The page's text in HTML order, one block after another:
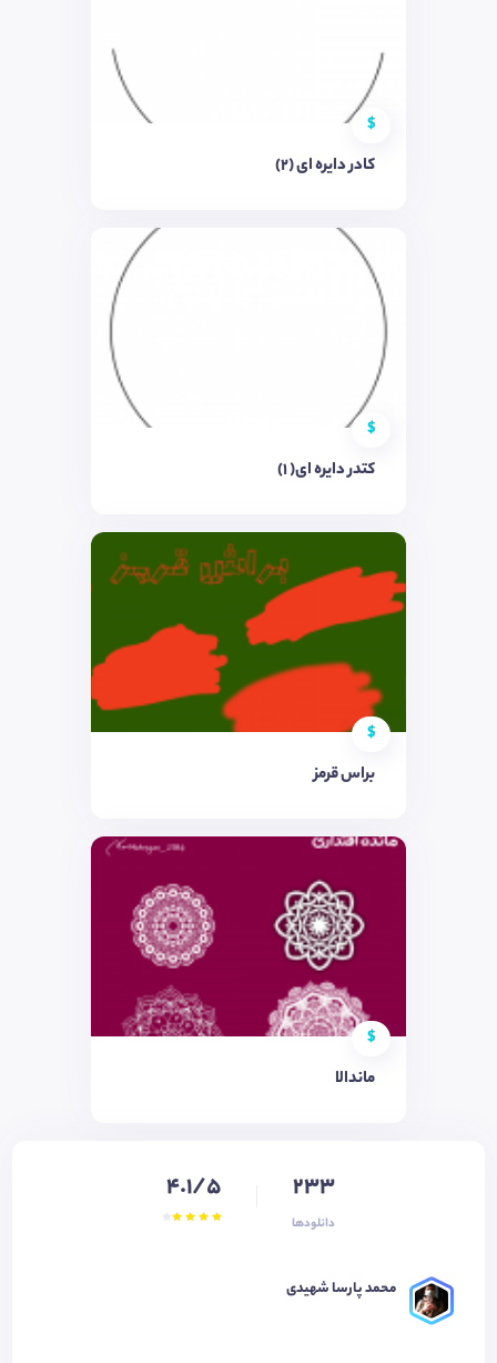
$
کادر دایره ای (۲)
$
کتدر دایره ای( ۱)
$
براس قرمز
$
ماندالا
233
دانلودها
4.1/5
محمد پارسا شهیدی